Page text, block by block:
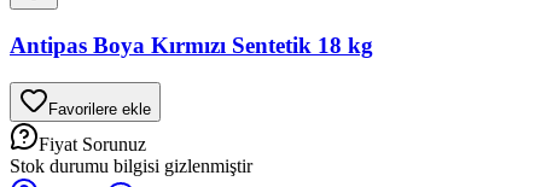
Antipas Boya Kırmızı Sentetik 18 kg
Favorilere ekle
Fiyat Sorunuz
Stok durumu bilgisi gizlenmiştir